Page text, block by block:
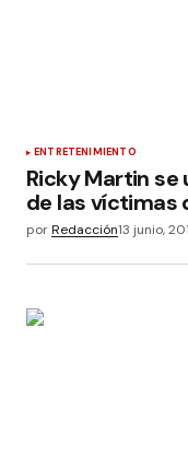
ENTRETENIMIENTO
Ricky Martin se
de las víctimas
porRedacción13 junio,